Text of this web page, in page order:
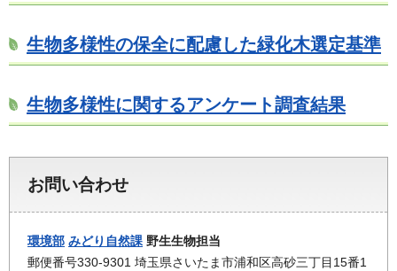
生物多様性の保全に配慮した緑化木選定基準
生物多様性に関するアンケート調査結果
お問い合わせ
環境部 みどり自然課 野生生物担当
郵便番号330-9301 埼玉県さいたま市浦和区高砂三丁目15番1